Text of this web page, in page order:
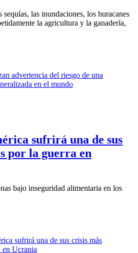
las inundaciones, los huracanes
la agricultura y la ganadería,
sufrirá una de sus
por la guerra en
bajo inseguridad alimentaria en los